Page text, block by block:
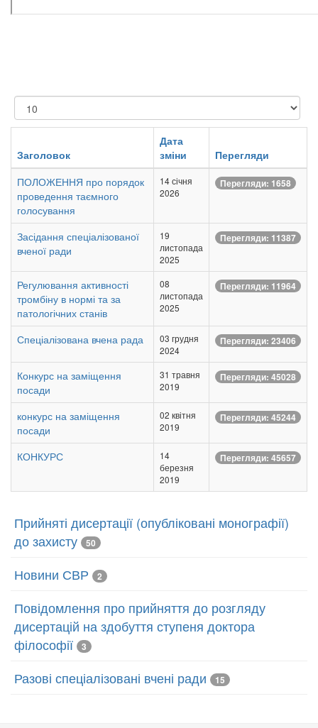
Показувати
Заголовок
Дата
зміни
Перегляди
ПОЛОЖЕННЯ про порядок
проведення таємного
голосування
14 січня
2026
Перегляди: 1658
Засідання спеціалізованої
вченої ради
19
листопада
2025
Перегляди: 11387
Регулювання активності
тромбіну в нормі та за
патологічних станів
08
листопада
2025
Перегляди: 11964
Спеціалізована вчена рада
03 грудня
2024
Перегляди: 23406
Конкурс на заміщення
посади
31 травня
2019
Перегляди: 45028
конкурс на заміщення
посади
02 квітня
2019
Перегляди: 45244
КОНКУРС
14
березня
2019
Перегляди: 45657
Прийняті дисертації (опубліковані монографії)
до захисту
50
Новини СВР 2
Повідомлення про прийняття до розгляду
дисертацій на здобуття ступеня доктора
філософії
3
Разові спеціалізовані вчені ради 15